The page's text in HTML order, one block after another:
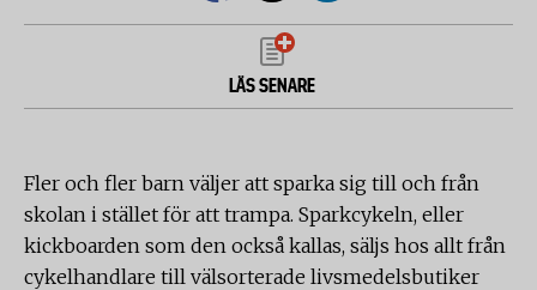
LÄS SENARE
Fler och fler barn väljer att sparka sig till och från
skolan i stället för att trampa. Sparkcykeln, eller
kickboarden som den också kallas, säljs hos allt från
cykelhandlare till välsorterade livsmedelsbutiker